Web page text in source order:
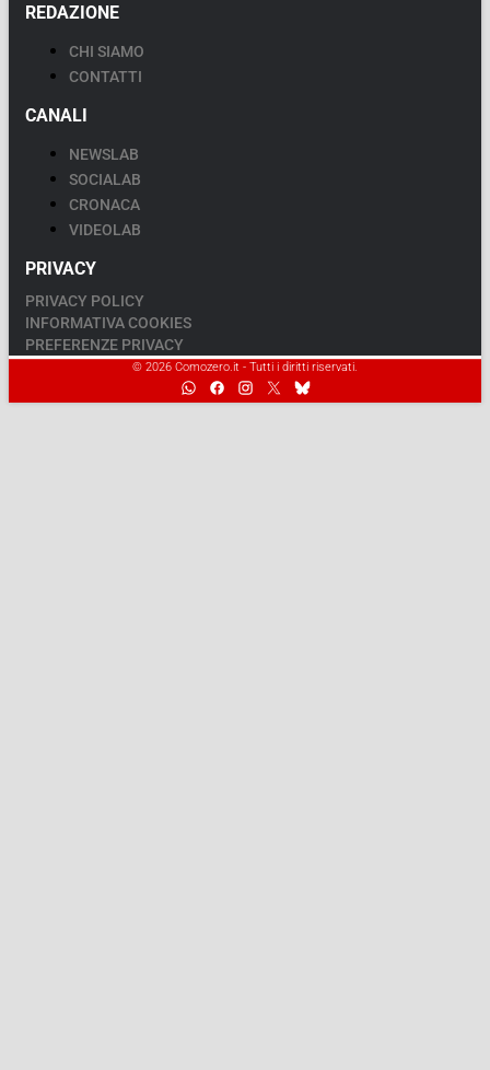
REDAZIONE
CHI SIAMO
CONTATTI
CANALI
NEWSLAB
SOCIALAB
CRONACA
VIDEOLAB
PRIVACY
PRIVACY POLICY
INFORMATIVA COOKIES
PREFERENZE PRIVACY
© 2026 Comozero.it - Tutti i diritti riservati.